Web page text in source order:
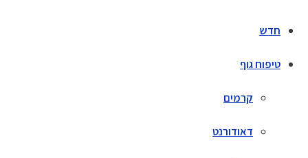
חדש
טיפוח גוף
קרמים
דאודורנט